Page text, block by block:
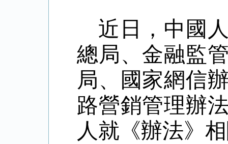
近日，中國
總局、 金融監
局、國家網信
路營銷管理辦
人就《辦法》